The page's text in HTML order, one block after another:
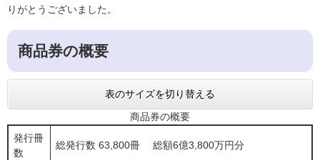
りがとうございました。
商品券の概要​
表のサイズを切り替える
商品券の概要
発行冊
数
総発行数 63,800冊 総額6億3,800万円分